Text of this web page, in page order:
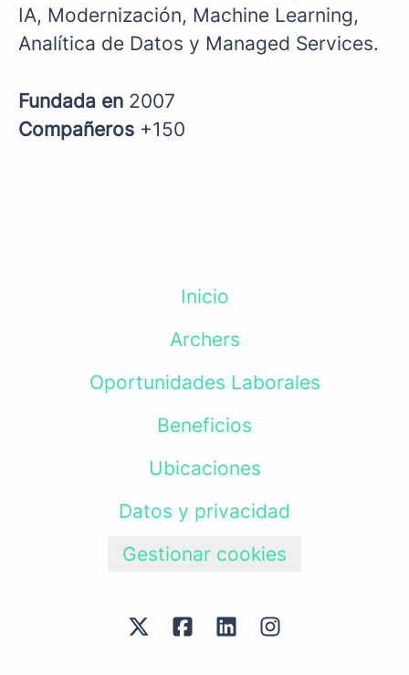
IA, Modernización, Machine Learning,
Analítica de Datos y Managed Services.
Fundada en 2007
Compañeros +150
Inicio
Archers
Oportunidades Laborales
Beneficios
Ubicaciones
Datos y privacidad
Gestionar cookies